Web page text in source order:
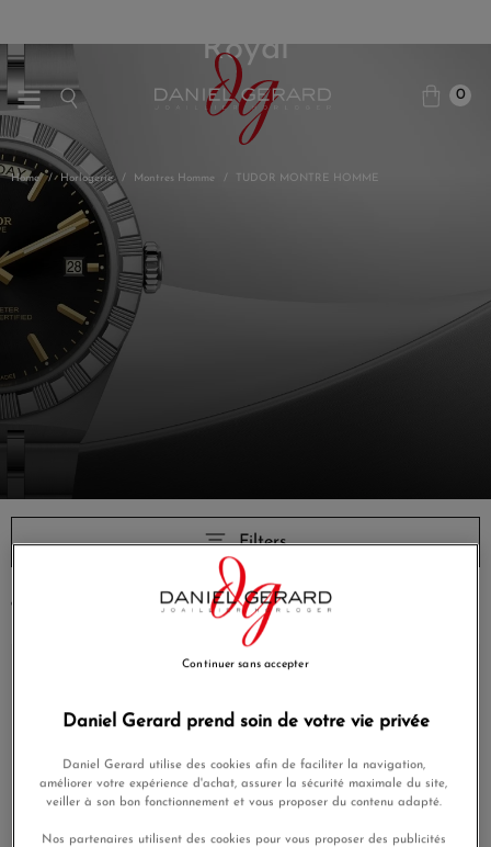
0
Home Horlogerie Montres Homme TUDOR MONTRE HOMME
Royal
Filters
8 results
24h shipping
Daniel Gerard prend soin de votre vie privée
Daniel Gerard utilise des cookies afin de faciliter la navigation,
améliorer votre expérience d'achat, assurer la sécurité maximale du site,
veiller à son bon fonctionnement et vous proposer du contenu adapté.
Nos partenaires utilisent des cookies pour vous proposer des publicités
Continuer sans accepter